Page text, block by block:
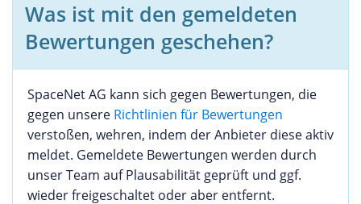
Was ist mit den gemeldeten
Bewertungen geschehen?
SpaceNet AG kann sich gegen Bewertungen, die
gegen unsere Richtlinien für Bewertungen
verstoßen, wehren, indem der Anbieter diese aktiv
meldet. Gemeldete Bewertungen werden durch
unser Team auf Plausabilität geprüft und ggf.
wieder freigeschaltet oder aber entfernt.